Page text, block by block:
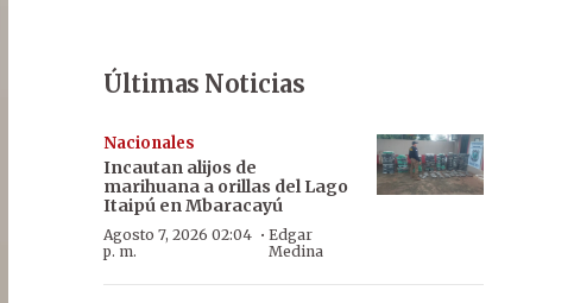
Últimas Noticias
Nacionales
Incautan alijos de
marihuana a orillas del Lago
Itaipú en Mbaracayú
Agosto 7, 2026 02:04
p. m.
· Edgar
Medina